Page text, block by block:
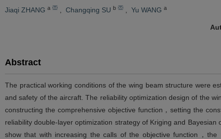
Jiaqi ZHANG a Changqing SU b Yu WANG a
Abstract
The practical working conditions of the wing beam structure were
and safety of the aircraft. The reliability optimization design of the
constructing the comprehensive objective function，setting the
reliability double-layer optimization strategy of Kriging and
show that with increasing the calls of the objective function，